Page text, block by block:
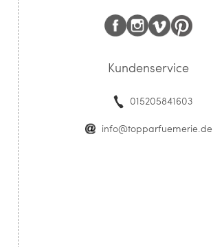
Kundenservice
015205841603
info@topparfuemerie.de